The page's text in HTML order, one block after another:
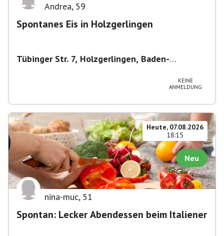
Andrea, 59
Spontanes Eis in Holzgerlingen
Tübinger Str. 7, Holzgerlingen, Baden-
Holzgerlingen, Baden-Württemberg, Deutschland
KEINE
ANMELDUNG
Heute, 07.08.2026
18:15
Neu
nina-muc, 51
Spontan: Lecker Abendessen beim Italiener